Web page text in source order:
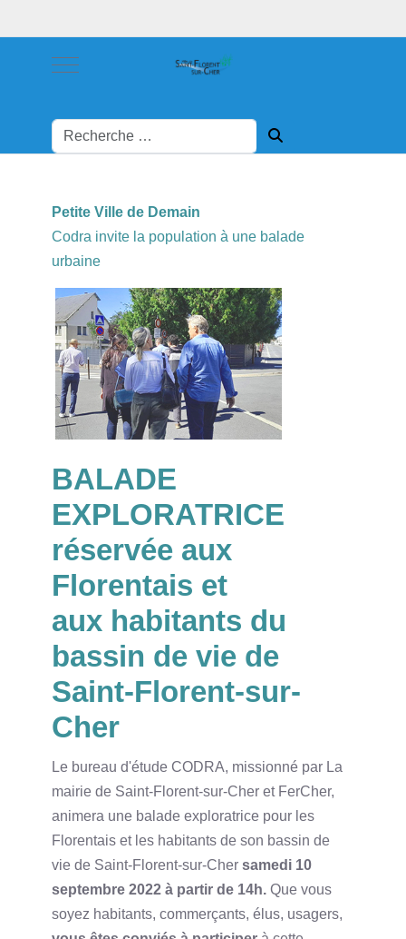
Mobile Menu Toggle
Petite Ville de Demain
Codra invite la population à une balade
urbaine
BALADE
EXPLORATRICE
réservée aux
Florentais et
aux habitants du
bassin de vie de
Saint-Florent-sur-
Cher
Le bureau d'étude CODRA, missionné par La
mairie de Saint-Florent-sur-Cher et FerCher,
animera une balade exploratrice pour les
Florentais et les habitants de son bassin de
vie de Saint-Florent-sur-Chersamedi 10
septembre 2022 à partir de 14h. Que vous
soyez habitants, commerçants, élus, usagers,